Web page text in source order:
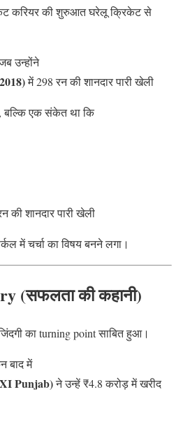
करियर की शुरुआत घरेलू क्रिकेट से
उन्होंने
में 298 रन की शानदार पारी खेली
बल्कि एक संकेत था कि
की शानदार पारी खेली
में चर्चा का विषय बनने लगा।
(सफलता की कहानी)
का turning point साबित हुआ।
बाद में
Punjab)ने उन्हें ₹4.8 करोड़ में खरीद